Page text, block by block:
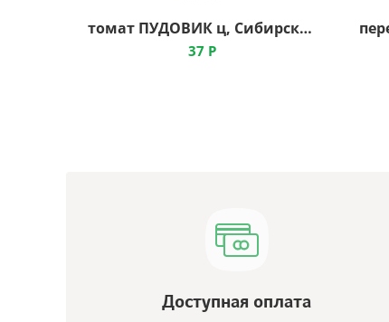
томат ПУДОВИК ц, Сибирский Сад
37 Р
Доступная оплата